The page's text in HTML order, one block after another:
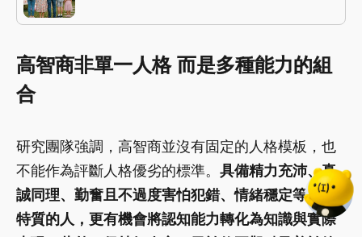
高智商非單一人格 而是多種能力的組
合
研究團隊強調，高智商並沒有固定的人格模板，也
不能作為評斷人格優劣的標準。 具備精力充沛、真
誠同理、勤奮且不過度害怕犯錯、情緒穩定等人格
特質的人，更有機會將認知能力轉化為知識與實際